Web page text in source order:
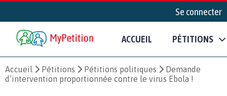
Se connecter
ACCUEIL PÉTITIONS
Accueil Pétitions Pétitions politiques
Demande
d’intervention proportionnée contre le virus Ebola !